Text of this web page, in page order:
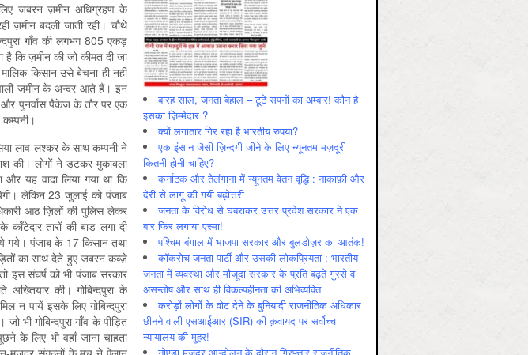
जबरन ज़मीन अधिग्रहण के
ज़मीन बदली जाती रही। चौथे
गाँव की लगभग 805 एकड़
कि ज़मीन की जो कीमत दी जा
किसान उसे बेचना ही नहीं
ज़मीन के अन्दर आते हैं। इन
पुनर्वास पैकेज के तौर पर एक
लाव-लश्कर के साथ कम्पनी ने
की। लोगों ने डटकर मुक़ाबला
और यह वादा लिया गया था कि
लेकिन 23 जुलाई को पंजाब
आठ ज़िलों की पुलिस लेकर
तारों की बाड़ लगा दी
गये। पंजाब के 17 किसान तथा
का साथ देते हुए जबरन कब्ज़े
इस संघर्ष को भी पंजाब सरकार
अख्तियार की। गोबिन्दपुरा के
न पायें इसके लिए गोबिन्दपुरा
भी गोबिन्दपुरा गाँव के पीड़ित
के लिए भी वहाँ जाना चाहता
बारह साल, जनता बेहाल – टूटे सपनों का अम्बार! कौन है
इसका ज़िम्मेदार ?
क्यों लगातार गिर रहा है भारतीय रुपया?
एक इंसान जैसी ज़िन्दगी जीने के लिए न्यूनतम मज़दूरी
कितनी होनी चाहिए?
कर्नाटक और तेलंगाना में न्यूनतम वेतन वृद्धि : नाकाफ़ी और
देरी से लागू की गयी बढ़ोत्तरी
जनता के विरोध से घबराकर उत्तर प्रदेश सरकार ने एक
बार फिर लगाया एस्मा!
पश्चिम बंगाल में भाजपा सरकार और बुलडोज़र का आतंक!
कॉकरोच जनता पार्टी और उसकी लोकप्रियता : भारतीय
जनता में व्‍यवस्‍था और मौजूदा सरकार के प्रति बढ़ते गुस्‍से व
असन्‍तोष और साथ ही विकल्‍पहीनता की अभिव्‍यक्ति
करोड़ों लोगों के वोट देने के बुनियादी राजनीतिक अधिकार
छीनने वाली एसआईआर (SIR) की क़वायद पर सर्वोच्च
न्यायालय की मुहर!
नोएडा मज़दूर आन्दोलन के दौरान गिरफ़्तार राजनीतिक